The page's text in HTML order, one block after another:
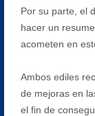
Por su parte, el
hacer un
acometen en
Ambos ediles
de mejoras en
el fin de